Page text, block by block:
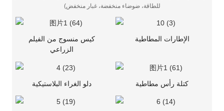
للطاقة، ضوضاء منخفضة، غبار منخفض)
كيس منسوج من الفيلم
الزراعي
الإطارات المطاطية
دلو الغراء البلاستيكية كتلة رأس مطاطية